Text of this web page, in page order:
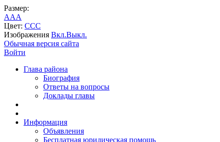
Размер:
AAA
Цвет: CCC
Изображения Вкл.Выкл.
Обычная версия сайта
Войти
Глава района
Биография
Ответы на вопросы
Доклады главы
Информация
Объявления
Бесплатная юридическая помощь